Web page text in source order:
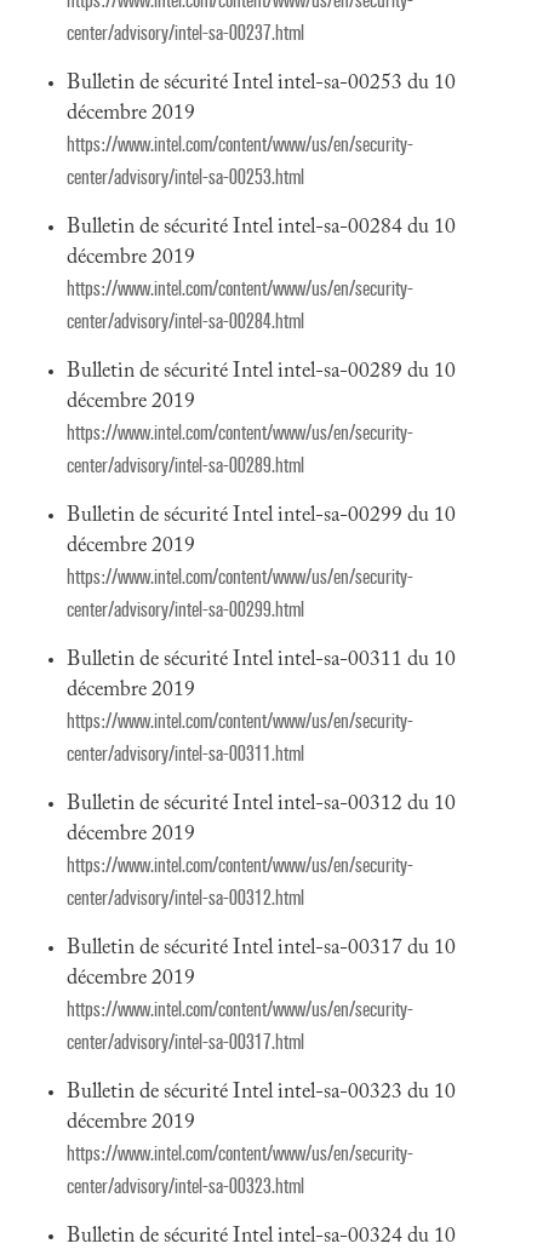
center/advisory/intel-sa-00237.html
Bulletin de sécurité Intel intel-sa-00253 du 10
décembre 2019
https://www.intel.com/content/www/us/en/security-
center/advisory/intel-sa-00253.html
Bulletin de sécurité Intel intel-sa-00284 du 10
décembre 2019
https://www.intel.com/content/www/us/en/security-
center/advisory/intel-sa-00284.html
Bulletin de sécurité Intel intel-sa-00289 du 10
décembre 2019
https://www.intel.com/content/www/us/en/security-
center/advisory/intel-sa-00289.html
Bulletin de sécurité Intel intel-sa-00299 du 10
décembre 2019
https://www.intel.com/content/www/us/en/security-
center/advisory/intel-sa-00299.html
Bulletin de sécurité Intel intel-sa-00311 du 10
décembre 2019
https://www.intel.com/content/www/us/en/security-
center/advisory/intel-sa-00311.html
Bulletin de sécurité Intel intel-sa-00312 du 10
décembre 2019
https://www.intel.com/content/www/us/en/security-
center/advisory/intel-sa-00312.html
Bulletin de sécurité Intel intel-sa-00317 du 10
décembre 2019
https://www.intel.com/content/www/us/en/security-
center/advisory/intel-sa-00317.html
Bulletin de sécurité Intel intel-sa-00323 du 10
décembre 2019
https://www.intel.com/content/www/us/en/security-
center/advisory/intel-sa-00323.html
Bulletin de sécurité Intel intel-sa-00324 du 10